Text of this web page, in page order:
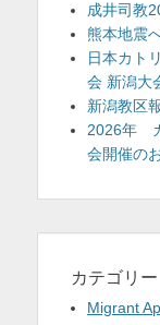
成井司教
熊本地震
日本カト
会 新潟大
新潟教区
2026年
会開催の
カテゴリー
Migrant